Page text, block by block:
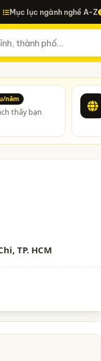
Mục lục ngành nghề A-Z
năm
thấy bạn
TP. HCM